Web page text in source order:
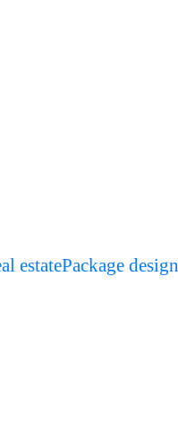
estatePackage design